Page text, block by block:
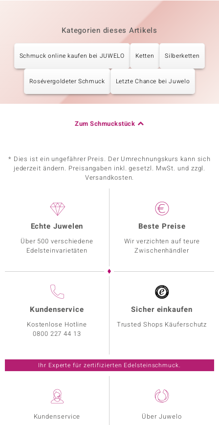
Kategorien dieses Artikels
Schmuck online kaufen bei JUWELO Ketten Silberketten
Rosévergoldeter Schmuck Letzte Chance bei Juwelo
Zum Schmuckstück
* Dies ist ein ungefährer Preis. Der Umrechnungskurs kann sich
jederzeit ändern. Preisangaben inkl. gesetzl. MwSt. und zzgl.
Versandkosten.
Kundenservice
Über Juwelo
Echte Juwelen
Über 500 verschiedene
Edelsteinvarietäten
Beste Preise
Wir verzichten auf teure
Zwischenhändler
Kundenservice
Kostenlose Hotline
0800 227 44 13
Sicher einkaufen
Trusted Shops Käuferschutz
Ihr Experte für zertifizierten Edelsteinschmuck.